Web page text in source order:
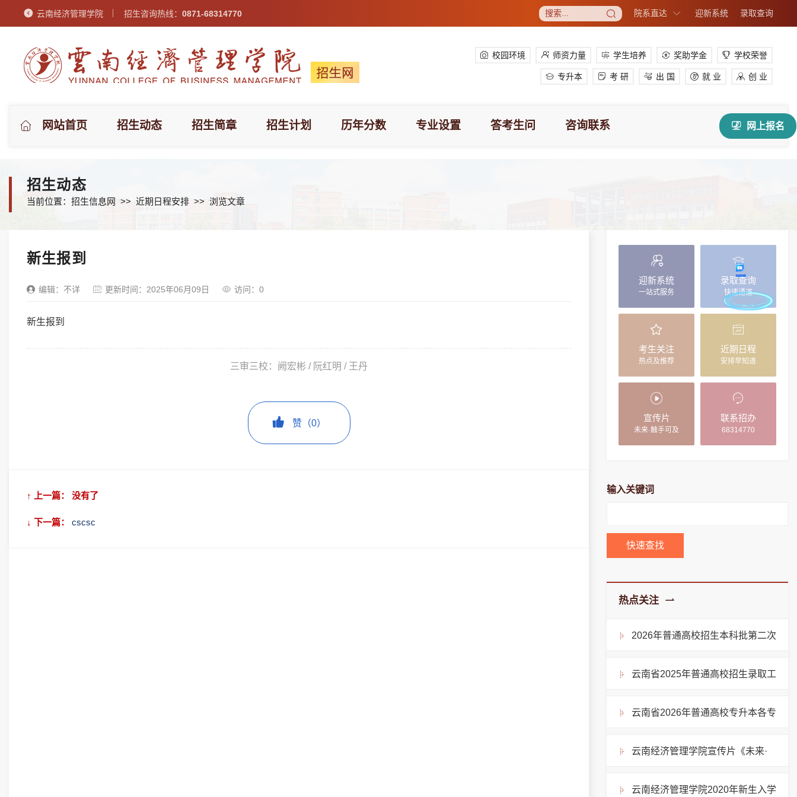
云南经济管理学院 招生咨询热线：0871-68314770 院系直达 迎新系统 录取查询
校园环境 师资力量 学生培养 奖助学金 学校荣誉
专升本 考 研 出 国 就 业 创 业
网站首页 招生动态 招生简章 招生计划 历年分数 专业设置 答考生问 咨询联系 网上报名
招生动态
当前位置： 招生信息网 >> 近期日程安排 >> 浏览文章
新生报到
编辑：不详 更新时间：2025年06月09日 访问： 0
新生报到
三审三校：阙宏彬 / 阮红明 / 王丹
↑ 上一篇： 没有了
↓ 下一篇： cscsc
迎新系统
一站式服务
录取查询
快速通道
考生关注
热点及推荐
近期日程
安排早知道
宣传片
未来·触手可及
联系招办
68314770
输入关键词
快速查找
热点关注
2026年普通高校招生本科批第二次
征集志愿将于7月27日14时开始进行
云南省2025年普通高校招生录取工
作安排
云南省2026年普通高校专升本各专
业类别最低录取控制分数线
云南经济管理学院宣传片《未来·
触手可及》
云南经济管理学院2020年新生入学